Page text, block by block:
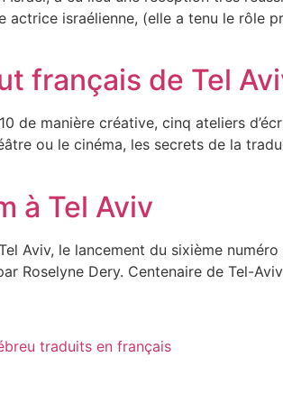
actrice israélienne, (elle a tenu le rôle
français de Tel
de manière créative, cinq ateliers
ou le cinéma, les secrets de la
à Tel Aviv
Aviv, le lancement du sixième
Roselyne Dery. Centenaire de Tel-
traduits en français